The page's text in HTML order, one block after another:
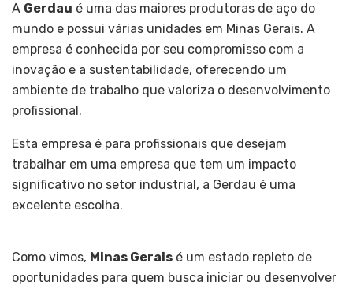
A Gerdau é uma das maiores produtoras de aço do
mundo e possui várias unidades em Minas Gerais. A
empresa é conhecida por seu compromisso com a
inovação e a sustentabilidade, oferecendo um
ambiente de trabalho que valoriza o desenvolvimento
profissional.
Esta empresa é para profissionais que desejam
trabalhar em uma empresa que tem um impacto
significativo no setor industrial, a Gerdau é uma
excelente escolha.
Como vimos, Minas Gerais é um estado repleto de
oportunidades para quem busca iniciar ou desenvolver